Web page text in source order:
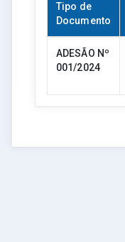
Tipo de
Documento
ADESÃO Nº
001/2024